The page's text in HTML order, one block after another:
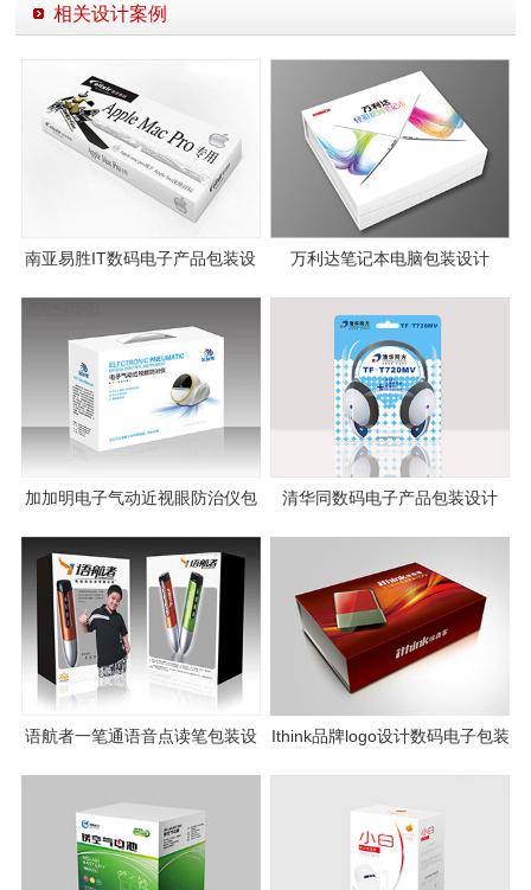
相关设计案例
南亚易胜IT数码电子产品包装设
万利达笔记本电脑包装设计
加加明电子气动近视眼防治仪包
清华同数码电子产品包装设计
语航者一笔通语音点读笔包装设
Ithink品牌logo设计数码电子包装